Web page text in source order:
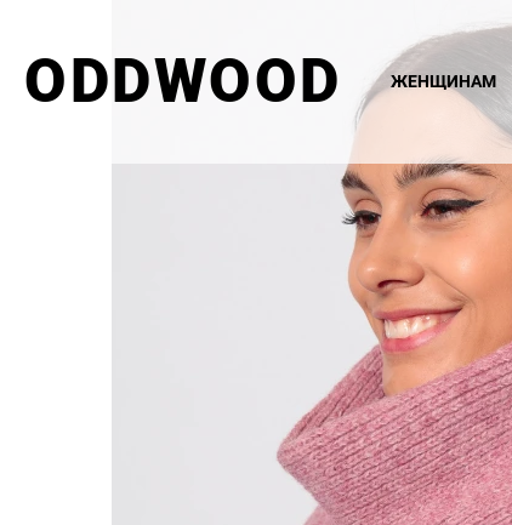
ODDWOOD ЖЕНЩИНАМ